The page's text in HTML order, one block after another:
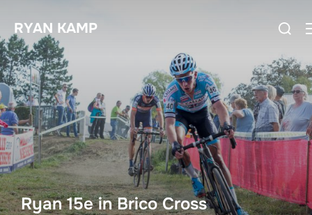
naar
de
inhoud
RYAN KAMP
Zoek
Ryan 15e in Brico Cross